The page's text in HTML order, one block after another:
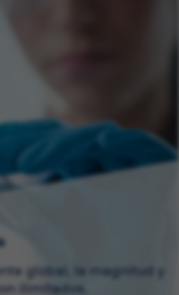
global, la magnitud y
ilimitados.